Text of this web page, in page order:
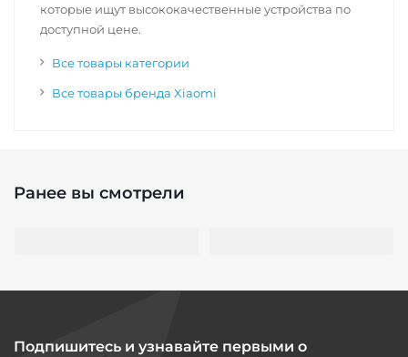
которые ищут высококачественные устройства по
доступной цене.
Все товары категории
Все товары бренда Xiaomi
Ранее вы смотрели
Подпишитесь и узнавайте первыми о